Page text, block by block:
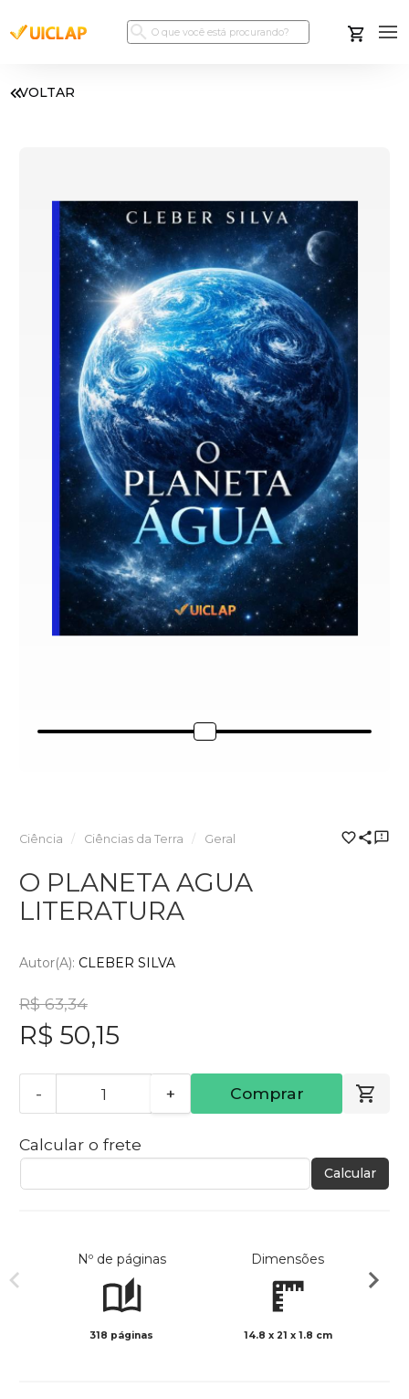
VOLTAR
Ciência Ciências da Terra Geral
O PLANETA AGUA
LITERATURA
Autor(a): CLEBER SILVA
R$ 63,34
R$ 50,15
- + Comprar
Calcular o frete
Calcular
Nº de páginas
318 páginas
Dimensões
14.8 x 21 x 1.8 cm